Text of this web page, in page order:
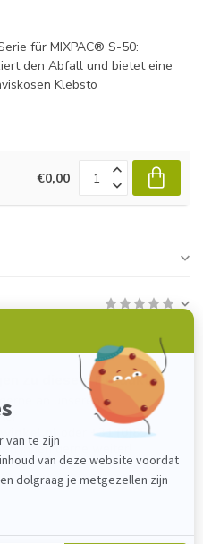
für MIXPAC® S-50:
den Abfall und bietet eine
Klebsto
€0,00
zu diesem Produkt?
an unseren
+31 (0)85
Ihnen gerne weiter!